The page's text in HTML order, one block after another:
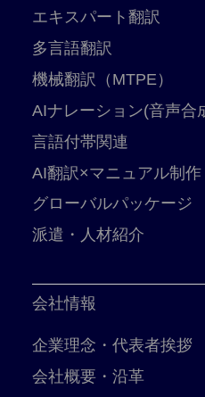
エキスパート翻訳
多言語翻訳
機械翻訳（MTPE）
AIナレーション(音声合
言語付帯関連
AI翻訳×マニュアル制作
グローバルパッケージ
派遣・人材紹介
会社情報
企業理念・代表者挨拶
会社概要・沿革